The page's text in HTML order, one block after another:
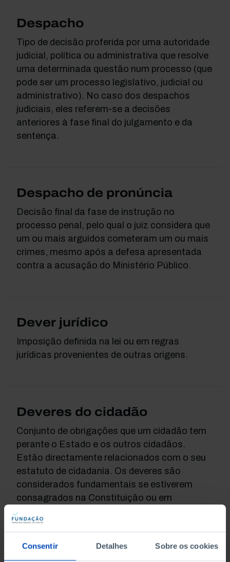
Consentir Detalhes Sobre os cookies
Despacho
Tipo de decisão proferida por uma autoridade
judicial, política ou administrativa que resolve
uma determinada questão num processo (que
pode ser um processo legislativo, judicial ou
administrativo). No caso dos despachos
judiciais, eles referem-se a decisões
anteriores à fase final do julgamento e da
sentença.
Despacho de pronúncia
Decisão final da fase de instrução no
processo penal, pelo qual o juiz considera que
um ou mais arguidos cometeram um ou mais
crimes, mesmo após a defesa apresentada
contra a acusação do Ministério Público.
Dever jurídico
Imposição definida na lei ou em regras
jurídicas provenientes de outras origens.
Deveres do cidadão
Conjunto de obrigações que um cidadão tem
perante o Estado e os outros cidadãos.
Estão directamente relacionados com o seu
estatuto de cidadania. Os deveres são
considerados fundamentais se estiverem
consagrados na Constituição ou em
instrumentos internacionais de igual valor. Tal
como acontece com os direitos, é possível
grandes grupos: os de carácter civil e político;